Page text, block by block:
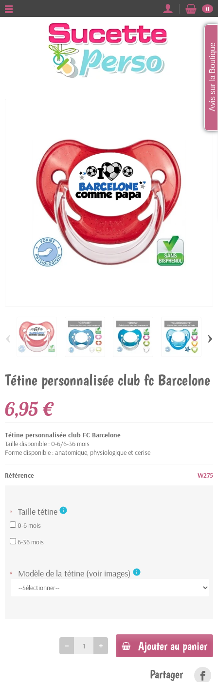
0
‹ ›
Tétine personnalisée club fc Barcelone
6,95 €
Tétine personnalisée club FC Barcelone
Taille disponible : 0-6/6-36 mois
Forme disponible : anatomique, physiologique et cerise
Référence W275
* Taille tétine info
0-6 mois
6-36 mois
* Modèle de la tétine (voir images) info
Ajouter au panier
Partager
Avis sur la Boutique